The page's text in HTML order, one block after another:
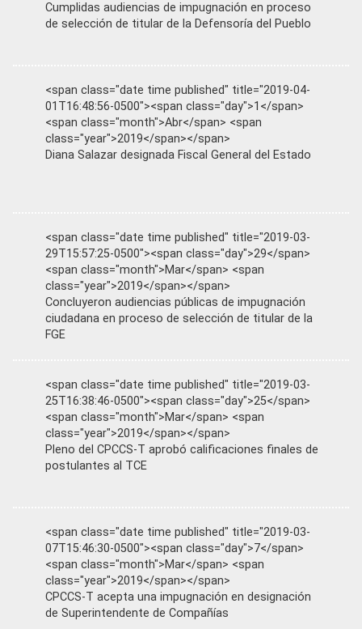
Cumplidas audiencias de impugnación en proceso
de selección de titular de la Defensoría del Pueblo
<span class="date time published" title="2019-04-
01T16:48:56-0500"><span class="day">1</span>
<span class="month">Abr</span> <span
class="year">2019</span></span>
Diana Salazar designada Fiscal General del Estado
<span class="date time published" title="2019-03-
29T15:57:25-0500"><span class="day">29</span>
<span class="month">Mar</span> <span
class="year">2019</span></span>
Concluyeron audiencias públicas de impugnación
ciudadana en proceso de selección de titular de la
FGE
<span class="date time published" title="2019-03-
25T16:38:46-0500"><span class="day">25</span>
<span class="month">Mar</span> <span
class="year">2019</span></span>
Pleno del CPCCS-T aprobó calificaciones finales de
postulantes al TCE
<span class="date time published" title="2019-03-
07T15:46:30-0500"><span class="day">7</span>
<span class="month">Mar</span> <span
class="year">2019</span></span>
CPCCS-T acepta una impugnación en designación
de Superintendente de Compañías